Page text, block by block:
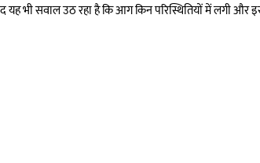
यह भी सवाल उठ रहा है कि आग किन परिस्थितियों में लगी और